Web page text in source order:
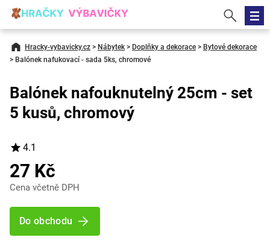
Hracky-vybavicky.cz > Nábytek > Doplňky a dekorace > Bytové dekorace
> Balónek nafukovací - sada 5ks, chromové
Balónek nafouknutelný 25cm - set
5 kusů, chromový
4.1
27 Kč
Cena včetně DPH
Do obchodu